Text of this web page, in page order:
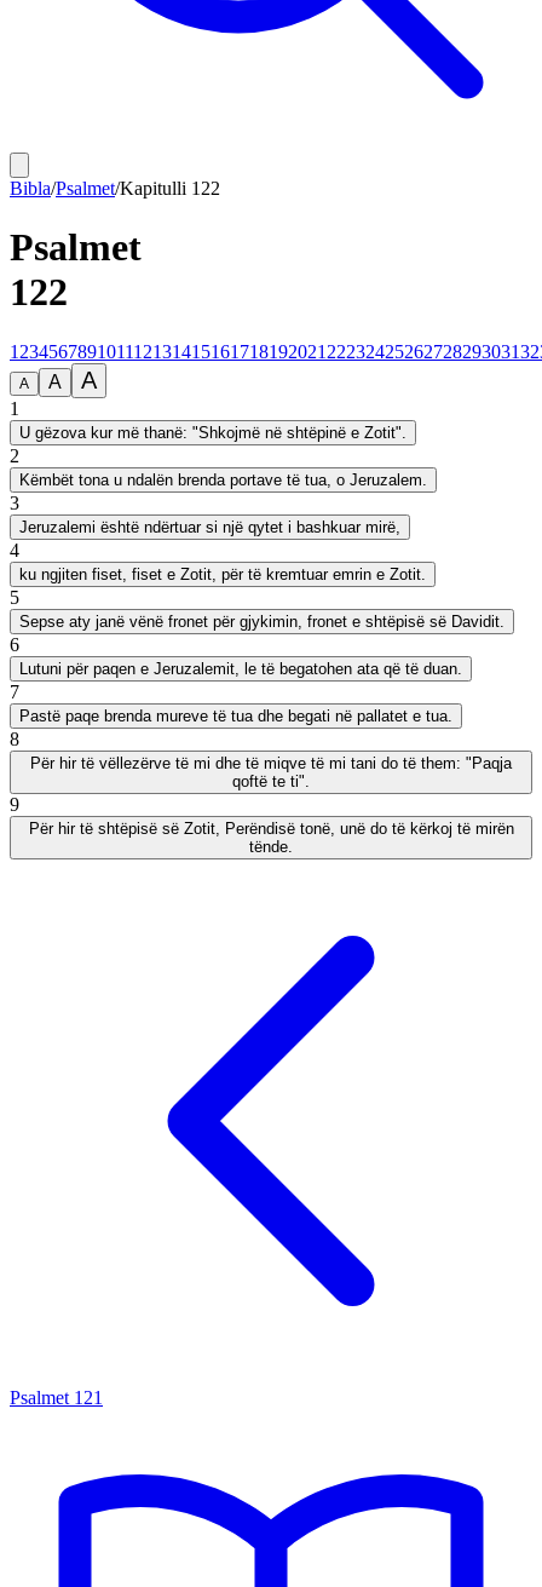
Bibla/Psalmet/Kapitulli 122
Psalmet
122
1 23456789101112131415161718192021 2223242526272829303132
A A A
1
U gëzova kur më thanë: "Shkojmë në shtëpinë e Zotit".
2
Këmbët tona u ndalën brenda portave të tua, o Jeruzalem.
3
Jeruzalemi është ndërtuar si një qytet i bashkuar mirë,
4
ku ngjiten fiset, fiset e Zotit, për të kremtuar emrin e Zotit.
5
Sepse aty janë vënë fronet për gjykimin, fronet e shtëpisë së Davidit.
6
Lutuni për paqen e Jeruzalemit, le të begatohen ata që të duan.
7
Pastë paqe brenda mureve të tua dhe begati në pallatet e tua.
8
Për hir të vëllezërve të mi dhe të miqve të mi tani do të them: "Paqja
qoftë te ti".
9
Për hir të shtëpisë së Zotit, Perëndisë tonë, unë do të kërkoj të mirën
tënde.
Psalmet 121